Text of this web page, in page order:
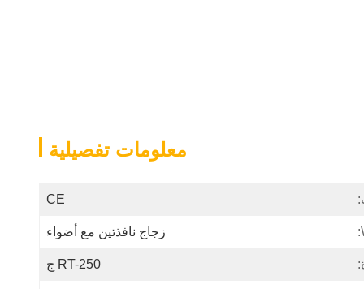
معلومات تفصيلية
CE
زجاج نافذتين مع أضواء
RT-250 ج